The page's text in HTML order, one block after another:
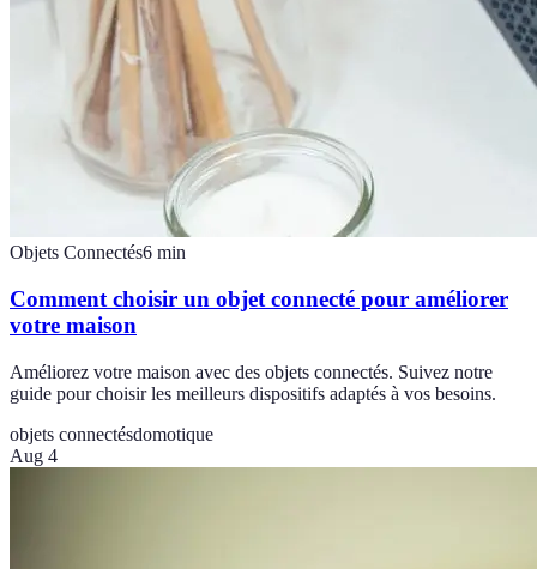
Objets Connectés6 min
Comment choisir un objet connecté pour améliorer
votre maison
Améliorez votre maison avec des objets connectés. Suivez notre
guide pour choisir les meilleurs dispositifs adaptés à vos besoins.
objets connectésdomotique
Aug 4